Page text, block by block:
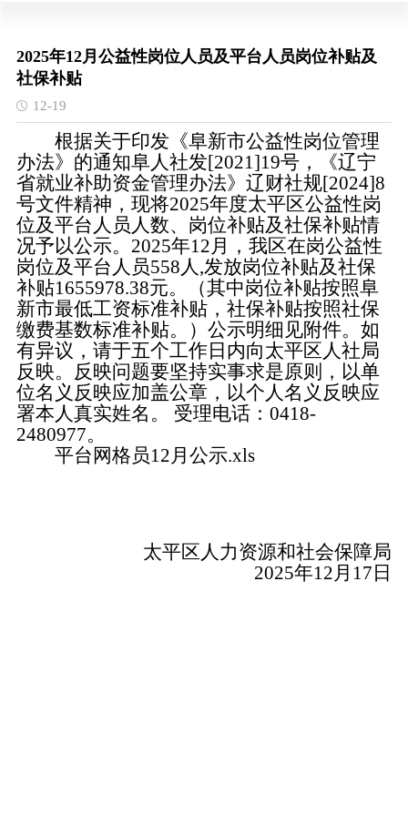
2025年12月公益性岗位人员及平台人员岗位补贴及
社保补贴
12-19
根据关于印发《阜新市公益性岗位管理
办法》的通知阜人社发[2021]19号，《辽宁
省就业补助资金管理办法》辽财社规[2024]8
号文件精神，现将2025年度太平区公益性岗
位及平台人员人数、岗位补贴及社保补贴情
况予以公示。2025年12月，我区在岗公益性
岗位及平台人员558人,发放岗位补贴及社保
补贴1655978.38元。（其中岗位补贴按照阜
新市最低工资标准补贴，社保补贴按照社保
缴费基数标准补贴。）公示明细见附件。如
有异议，请于五个工作日内向太平区人社局
反映。反映问题要坚持实事求是原则，以单
位名义反映应加盖公章，以个人名义反映应
署本人真实姓名。 受理电话：0418-
2480977。
平台网格员12月公示.xls
太平区人力资源和社会保障局
2025年12月17日